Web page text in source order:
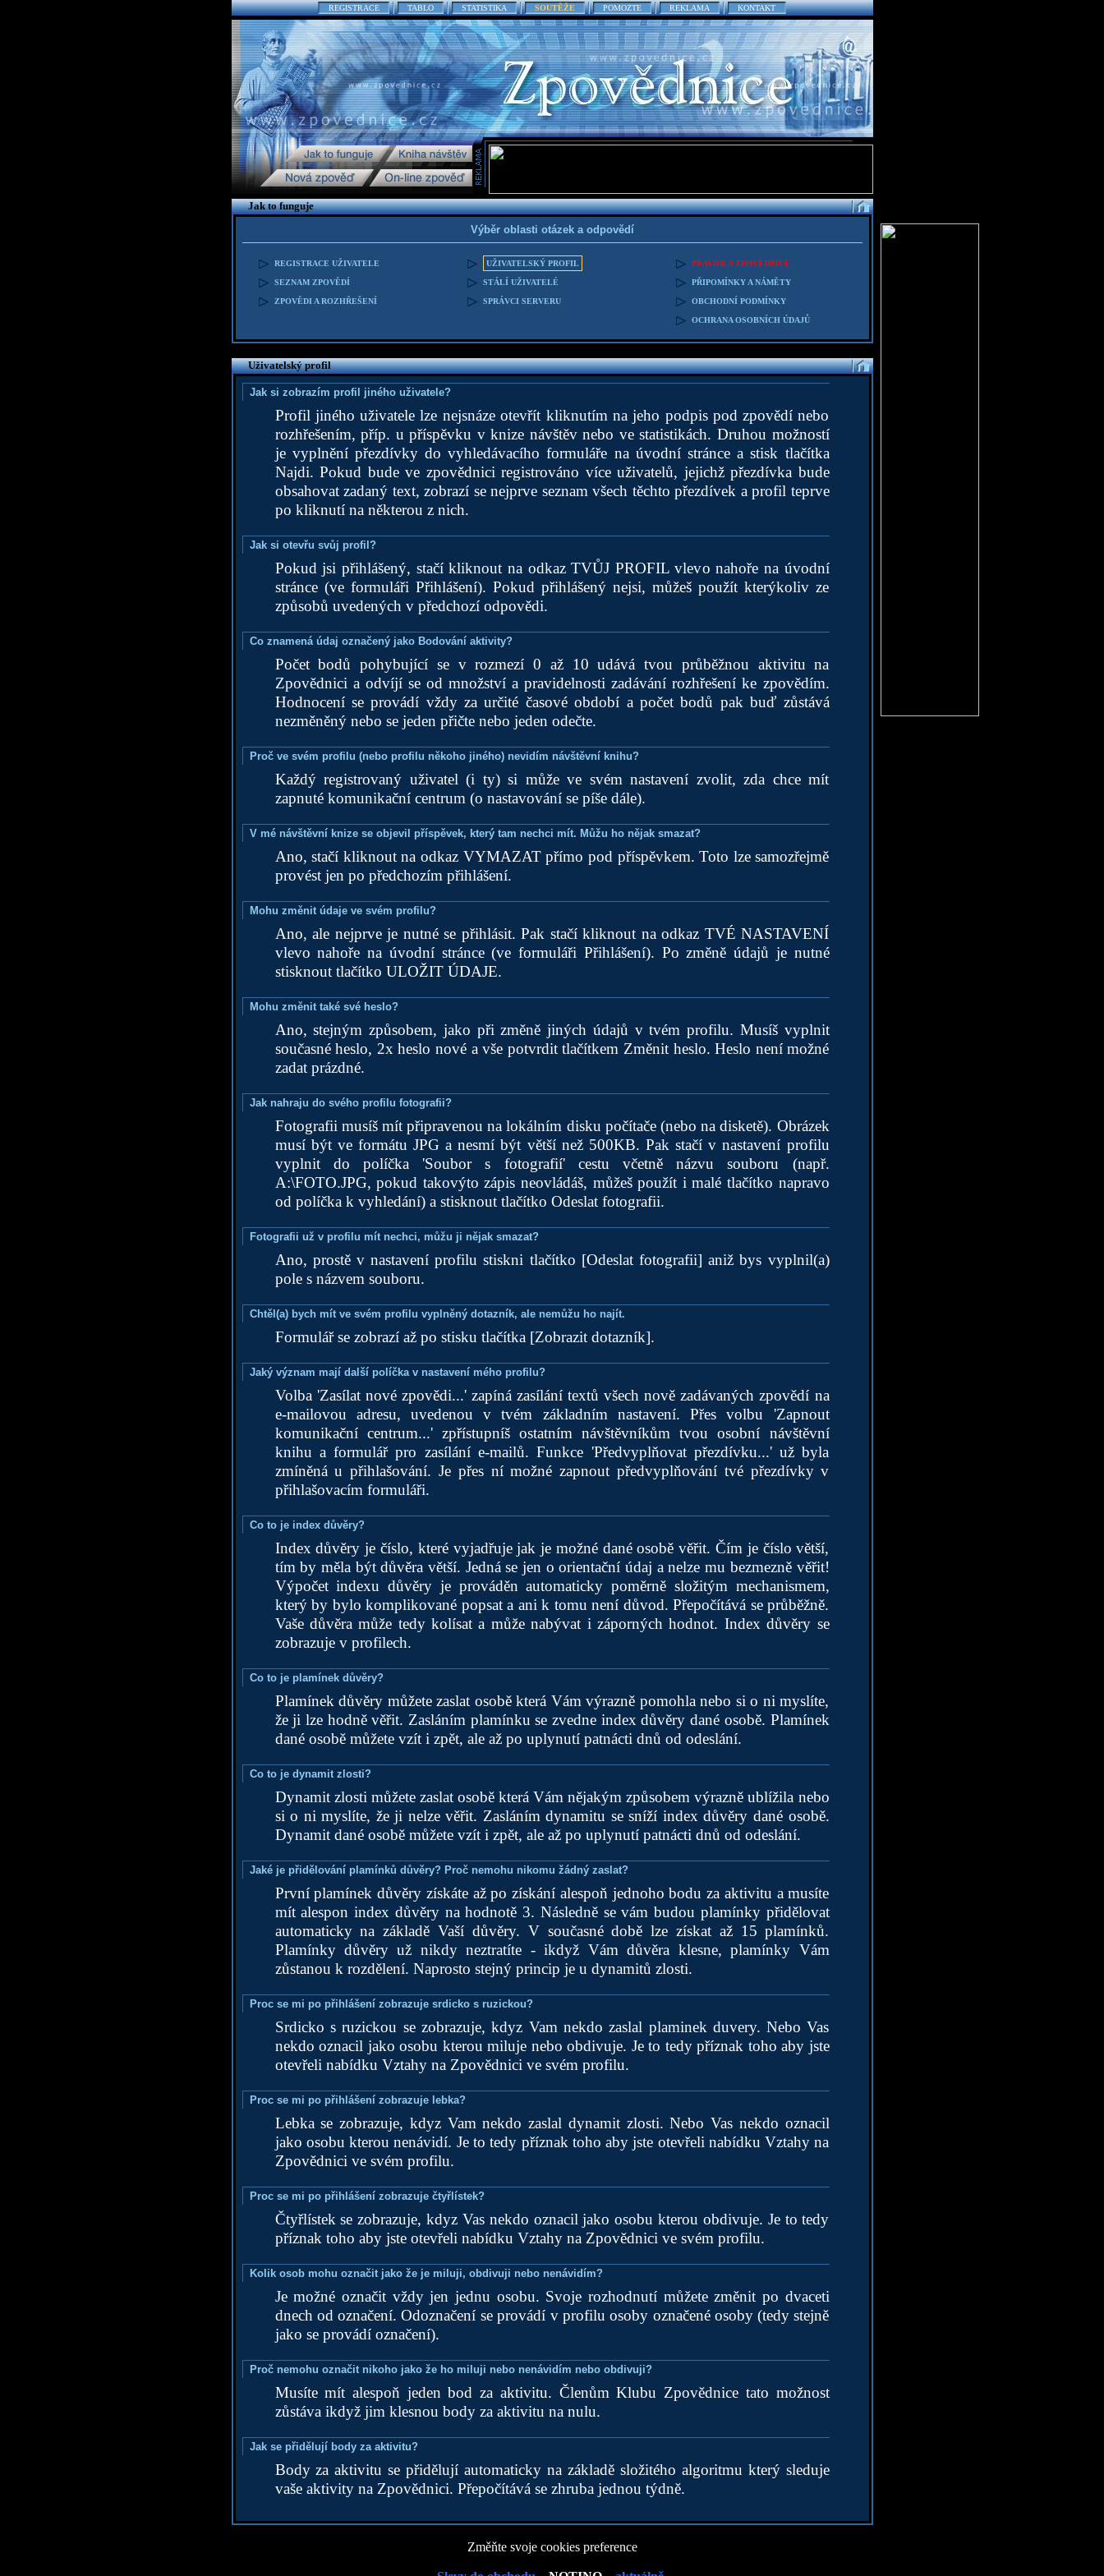
REGISTRACE TABLO STATISTIKA SOUTĚŽE POMOZTE REKLAMA KONTAKT
Jak to funguje
Výběr oblasti otázek a odpovědí
REGISTRACE UŽIVATELE
SEZNAM ZPOVĚDÍ
ZPOVĚDI A ROZHŘEŠENÍ
UŽIVATELSKÝ PROFIL
STÁLÍ UŽIVATELÉ
SPRÁVCI SERVERU
PRAVIDLA ZPOVĚDNICE
PŘIPOMÍNKY A NÁMĚTY
OBCHODNÍ PODMÍNKY
OCHRANA OSOBNÍCH ÚDAJŮ
Uživatelský profil
Jak si zobrazím profil jiného uživatele?
Profil jiného uživatele lze nejsnáze otevřít kliknutím na jeho podpis pod zpovědí nebo
rozhřešením, příp. u příspěvku v knize návštěv nebo ve statistikách. Druhou možností
je vyplnění přezdívky do vyhledávacího formuláře na úvodní stránce a stisk tlačítka
Najdi. Pokud bude ve zpovědnici registrováno více uživatelů, jejichž přezdívka bude
obsahovat zadaný text, zobrazí se nejprve seznam všech těchto přezdívek a profil teprve
po kliknutí na některou z nich.
Jak si otevřu svůj profil?
Pokud jsi přihlášený, stačí kliknout na odkaz TVŮJ PROFIL vlevo nahoře na úvodní
stránce (ve formuláři Přihlášení). Pokud přihlášený nejsi, můžeš použít kterýkoliv ze
způsobů uvedených v předchozí odpovědi.
Co znamená údaj označený jako Bodování aktivity?
Počet bodů pohybující se v rozmezí 0 až 10 udává tvou průběžnou aktivitu na
Zpovědnici a odvíjí se od množství a pravidelnosti zadávání rozhřešení ke zpovědím.
Hodnocení se provádí vždy za určité časové období a počet bodů pak buď zůstává
nezměněný nebo se jeden přičte nebo jeden odečte.
Proč ve svém profilu (nebo profilu někoho jiného) nevidím návštěvní knihu?
Každý registrovaný uživatel (i ty) si může ve svém nastavení zvolit, zda chce mít
zapnuté komunikační centrum (o nastavování se píše dále).
V mé návštěvní knize se objevil příspěvek, který tam nechci mít. Můžu ho nějak smazat?
Ano, stačí kliknout na odkaz VYMAZAT přímo pod příspěvkem. Toto lze samozřejmě
provést jen po předchozím přihlášení.
Mohu změnit údaje ve svém profilu?
Ano, ale nejprve je nutné se přihlásit. Pak stačí kliknout na odkaz TVÉ NASTAVENÍ
vlevo nahoře na úvodní stránce (ve formuláři Přihlášení). Po změně údajů je nutné
stisknout tlačítko ULOŽIT ÚDAJE.
Mohu změnit také své heslo?
Ano, stejným způsobem, jako při změně jiných údajů v tvém profilu. Musíš vyplnit
současné heslo, 2x heslo nové a vše potvrdit tlačítkem Změnit heslo. Heslo není možné
zadat prázdné.
Jak nahraju do svého profilu fotografii?
Fotografii musíš mít připravenou na lokálním disku počítače (nebo na disketě). Obrázek
musí být ve formátu JPG a nesmí být větší než 500KB. Pak stačí v nastavení profilu
vyplnit do políčka 'Soubor s fotografií' cestu včetně názvu souboru (např.
A:\FOTO.JPG, pokud takovýto zápis neovládáš, můžeš použít i malé tlačítko napravo
od políčka k vyhledání) a stisknout tlačítko Odeslat fotografii.
Fotografii už v profilu mít nechci, můžu ji nějak smazat?
Ano, prostě v nastavení profilu stiskni tlačítko [Odeslat fotografii] aniž bys vyplnil(a)
pole s názvem souboru.
Chtěl(a) bych mít ve svém profilu vyplněný dotazník, ale nemůžu ho najít.
Formulář se zobrazí až po stisku tlačítka [Zobrazit dotazník].
Jaký význam mají další políčka v nastavení mého profilu?
Volba 'Zasílat nové zpovědi...' zapíná zasílání textů všech nově zadávaných zpovědí na
e-mailovou adresu, uvedenou v tvém základním nastavení. Přes volbu 'Zapnout
komunikační centrum...' zpřístupníš ostatním návštěvníkům tvou osobní návštěvní
knihu a formulář pro zasílání e-mailů. Funkce 'Předvyplňovat přezdívku...' už byla
zmíněná u přihlašování. Je přes ní možné zapnout předvyplňování tvé přezdívky v
přihlašovacím formuláři.
Co to je index důvěry?
Index důvěry je číslo, které vyjadřuje jak je možné dané osobě věřit. Čím je číslo větší,
tím by měla být důvěra větší. Jedná se jen o orientační údaj a nelze mu bezmezně věřit!
Výpočet indexu důvěry je prováděn automaticky poměrně složitým mechanismem,
který by bylo komplikované popsat a ani k tomu není důvod. Přepočítává se průběžně.
Vaše důvěra může tedy kolísat a může nabývat i záporných hodnot. Index důvěry se
zobrazuje v profilech.
Co to je plamínek důvěry?
Plamínek důvěry můžete zaslat osobě která Vám výrazně pomohla nebo si o ni myslíte,
že ji lze hodně věřit. Zasláním plamínku se zvedne index důvěry dané osobě. Plamínek
dané osobě můžete vzít i zpět, ale až po uplynutí patnácti dnů od odeslání.
Co to je dynamit zlosti?
Dynamit zlosti můžete zaslat osobě která Vám nějakým způsobem výrazně ublížila nebo
si o ni myslíte, že ji nelze věřit. Zasláním dynamitu se sníží index důvěry dané osobě.
Dynamit dané osobě můžete vzít i zpět, ale až po uplynutí patnácti dnů od odeslání.
Jaké je přidělování plamínků důvěry? Proč nemohu nikomu žádný zaslat?
První plamínek důvěry získáte až po získání alespoň jednoho bodu za aktivitu a musíte
mít alespon index důvěry na hodnotě 3. Následně se vám budou plamínky přidělovat
automaticky na základě Vaší důvěry. V současné době lze získat až 15 plamínků.
Plamínky důvěry už nikdy neztratíte - ikdyž Vám důvěra klesne, plamínky Vám
zůstanou k rozdělení. Naprosto stejný princip je u dynamitů zlosti.
Proc se mi po přihlášení zobrazuje srdicko s ruzickou?
Srdicko s ruzickou se zobrazuje, kdyz Vam nekdo zaslal plaminek duvery. Nebo Vas
nekdo oznacil jako osobu kterou miluje nebo obdivuje. Je to tedy příznak toho aby jste
otevřeli nabídku Vztahy na Zpovědnici ve svém profilu.
Proc se mi po přihlášení zobrazuje lebka?
Lebka se zobrazuje, kdyz Vam nekdo zaslal dynamit zlosti. Nebo Vas nekdo oznacil
jako osobu kterou nenávidí. Je to tedy příznak toho aby jste otevřeli nabídku Vztahy na
Zpovědnici ve svém profilu.
Proc se mi po přihlášení zobrazuje čtyřlístek?
Čtyřlístek se zobrazuje, kdyz Vas nekdo oznacil jako osobu kterou obdivuje. Je to tedy
příznak toho aby jste otevřeli nabídku Vztahy na Zpovědnici ve svém profilu.
Kolik osob mohu označit jako že je miluji, obdivuji nebo nenávidím?
Je možné označit vždy jen jednu osobu. Svoje rozhodnutí můžete změnit po dvaceti
dnech od označení. Odoznačení se provádí v profilu osoby označené osoby (tedy stejně
jako se provádí označení).
Proč nemohu označit nikoho jako že ho miluji nebo nenávidím nebo obdivuji?
Musíte mít alespoň jeden bod za aktivitu. Členům Klubu Zpovědnice tato možnost
zůstáva ikdyž jim klesnou body za aktivitu na nulu.
Jak se přidělují body za aktivitu?
Body za aktivitu se přidělují automaticky na základě složitého algoritmu který sleduje
vaše aktivity na Zpovědnici. Přepočítává se zhruba jednou týdně.
Změňte svoje cookies preference